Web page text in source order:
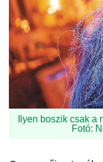
Ilyen boszik csak
Fotó: